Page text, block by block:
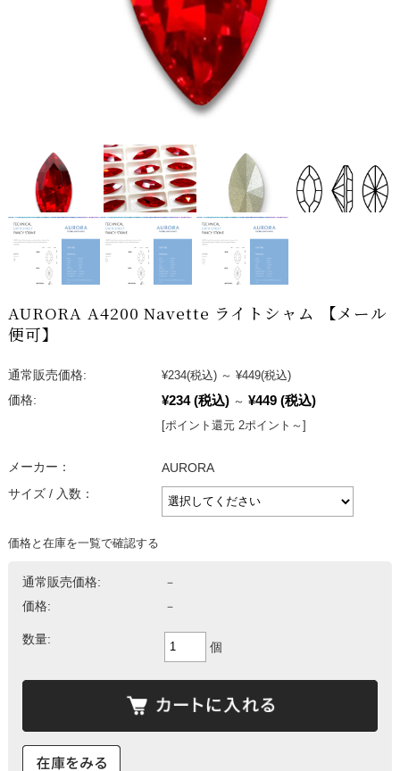
AURORA A4200 Navette ライトシャム 【メール
便可】
通常販売価格: ¥234(税込) ～ ¥449(税込)
価格:
¥234 (税込) ～ ¥449 (税込)
[ポイント還元 2ポイント～]
メーカー：
AURORA
サイズ / 入数：
価格と在庫を一覧で確認する
通常販売価格:
－
価格:
－
数量:
個